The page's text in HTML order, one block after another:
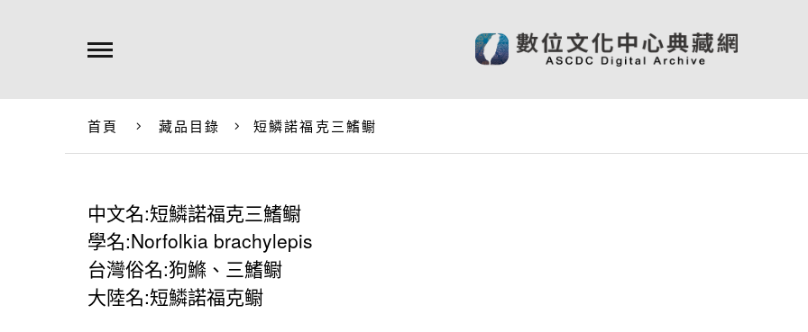
首頁 藏品目錄 短鱗諾福克三鰭鳚
中文名:短鱗諾福克三鰭鳚
學名:Norfolkia brachylepis
台灣俗名:狗鰷、三鰭鳚
大陸名:短鱗諾福克鳚